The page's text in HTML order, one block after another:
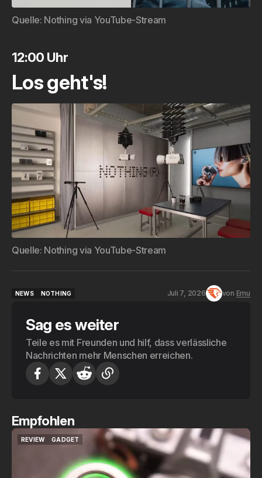
Quelle: Nothing via YouTube-Stream
12:00 Uhr
Los geht's!
Quelle: Nothing via YouTube-Stream
NEWS
NOTHING
Juli 7, 2026 von Emu
Sag es weiter
Teile es mit Freunden und hilf, dass verlässliche
Nachrichten mehr Menschen erreichen.
Empfohlen
REVIEW
SWITCHBOT